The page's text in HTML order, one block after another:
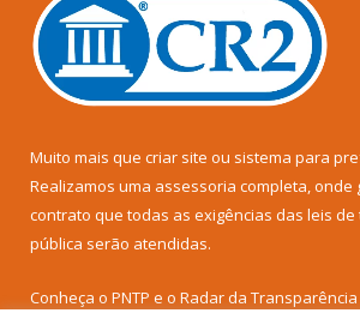
Muito mais que criar site ou sistema para
Realizamos uma assessoria completa, onde
contrato que todas as exigências das leis de
pública serão atendidas.
Conheça o PNTP e o Radar da Transparência